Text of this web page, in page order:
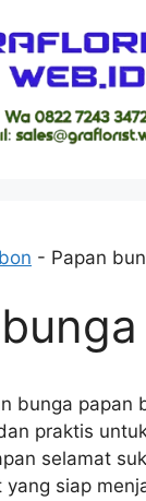
- Papan
bunga papan
praktis
selamat
yang siap